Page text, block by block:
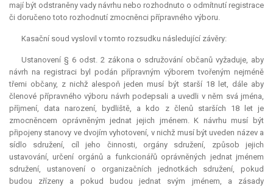
mají být odstraněny vady návrhu nebo rozhodnuto o odmítnutí registrace
či doručeno toto rozhodnutí zmocněnci přípravného výboru.
Kasační soud vyslovil v tomto rozsudku následující závěry:
Ustanovení § 6 odst. 2 zákona o sdružování občanů vyžaduje, aby
návrh na registraci byl podán přípravným výborem tvořeným nejméně
třemi občany, z nichž alespoň jeden musí být starší 18 let, dále aby
členové přípravného výboru návrh podepsali a uvedli v něm svá jména,
příjmení, data narození, bydliště, a kdo z členů starších 18 let je
zmocněncem oprávněným jednat jejich jménem. K návrhu musí být
připojeny stanovy ve dvojím vyhotovení, v nichž musí být uveden název a
sídlo sdružení, cíl jeho činnosti, orgány sdružení, způsob jejich
ustavování, určení orgánů a funkcionářů oprávněných jednat jménem
sdružení, ustanovení o organizačních jednotkách sdružení, pokud
budou zřízeny a pokud budou jednat svým jménem, a zásady